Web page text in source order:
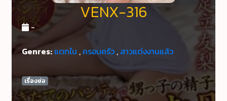
VENX-316
-
Genres: แตกใน , ครอบครัว , สาวแต่งงานแล้ว
เรื่องย่อ